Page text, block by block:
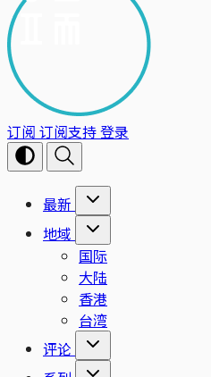
订阅 订阅支持登录
最新
地域
国际
大陆
香港
台湾
评论